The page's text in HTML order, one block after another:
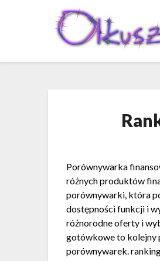
Porównywarka
różnych produktów
porównywarki, która
dostępności funkcji i
różnorodne oferty i
gotówkowe to kolejny
porównywarek.